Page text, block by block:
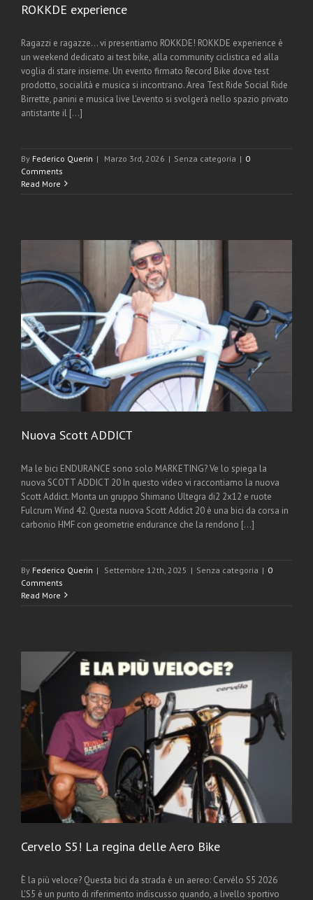
ROKKDE experience
Ragazzi e ragazze... vi presentiamo ROKKDE! ROKKDE experience è
un weekend dedicato ai test bike, alla community ciclistica ed alla
voglia di stare insieme. Un evento firmato Record Bike dove test
prodotto, socialità e musica si incontrano. Area Test Ride Social Ride
Birrette, panini e musica live L'evento si svolgerà nello spazio privato
antistante il [...]
By Federico Querin | Marzo 3rd, 2026 | Senza categoria | 0
Comments
Read More
Nuova Scott ADDICT
Ma le bici ENDURANCE sono solo MARKETING? Ve lo spiega la
nuova SCOTT ADDICT 20 In questo video vi raccontiamo la nuova
Scott Addict. Monta un gruppo Shimano Ultegra di2 2x12 e ruote
Fulcrum Wind 42. Questa nuova Scott Addict 20 è una bici da corsa in
carbonio HMF con geometrie endurance che la rendono [...]
By Federico Querin | Settembre 12th, 2025 | Senza categoria | 0
Comments
Read More
Cervelo S5! La regina delle Aero Bike
È la più veloce? Questa bici da strada è un aereo: Cervélo S5 2026
L'S5 è un punto di riferimento indiscusso quando, a livello sportivo